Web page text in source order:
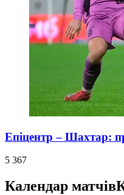
Епіцентр – Шахтар:
5 367
Календар матчів